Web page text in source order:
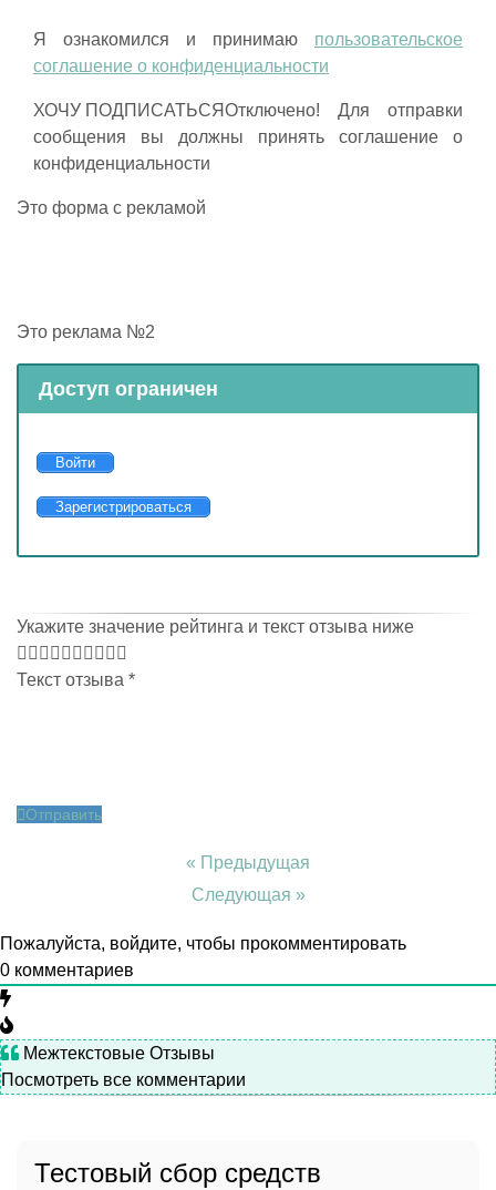
Я ознакомился и принимаю пользовательское
соглашение о конфиденциальности
Отключено! Для отправки
сообщения вы должны принять соглашение о
конфиденциальности
Это форма с рекламой
Это реклама №2
Доступ ограничен
Войти
Зарегистрироваться
Укажите значение рейтинга и текст отзыва ниже
Текст отзыва *
Отправить
« Предыдущая
Следующая »
Пожалуйста, войдите, чтобы прокомментировать
0 комментариев
Межтекстовые Отзывы
Посмотреть все комментарии
Тестовый сбор средств